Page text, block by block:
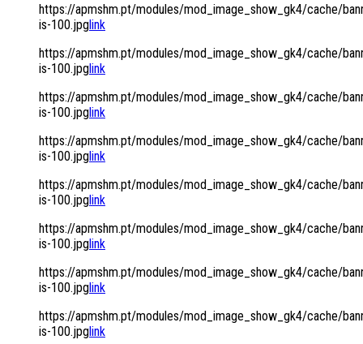
https://apmshm.pt/modules/mod_image_show_gk4/cache/
is-100.jpglink
https://apmshm.pt/modules/mod_image_show_gk4/cache/
is-100.jpglink
https://apmshm.pt/modules/mod_image_show_gk4/cache/
is-100.jpglink
https://apmshm.pt/modules/mod_image_show_gk4/cache/
is-100.jpglink
https://apmshm.pt/modules/mod_image_show_gk4/cache/
is-100.jpglink
https://apmshm.pt/modules/mod_image_show_gk4/cache/
is-100.jpglink
https://apmshm.pt/modules/mod_image_show_gk4/cache/
is-100.jpglink
https://apmshm.pt/modules/mod_image_show_gk4/cache/
is-100.jpglink